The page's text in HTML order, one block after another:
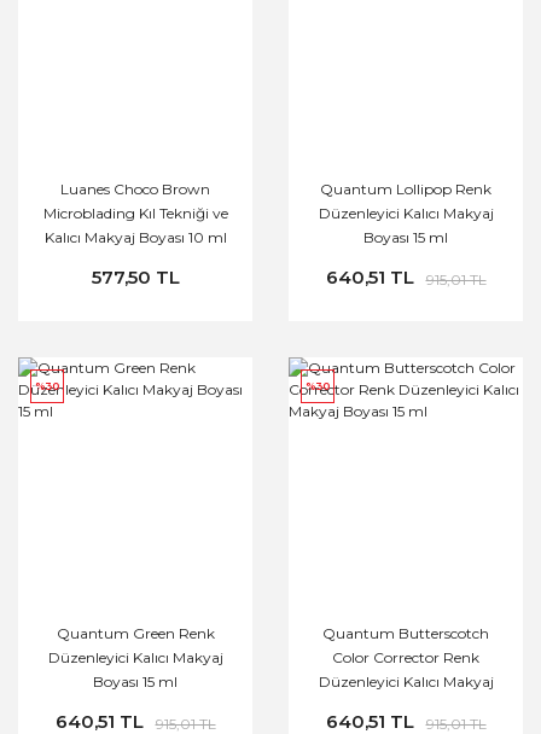
Luanes Choco Brown
Microblading Kıl Tekniği ve
Kalıcı Makyaj Boyası 10 ml
577,50 TL
Quantum Lollipop Renk
Düzenleyici Kalıcı Makyaj
Boyası 15 ml
640,51 TL 915,01 TL
%30
Quantum Green Renk
Düzenleyici Kalıcı Makyaj
Boyası 15 ml
640,51 TL 915,01 TL
%30
Quantum Butterscotch
Color Corrector Renk
Düzenleyici Kalıcı Makyaj
640,51 TL 915,01 TL